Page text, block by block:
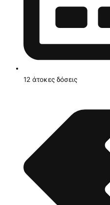
12 άτοκες δόσεις